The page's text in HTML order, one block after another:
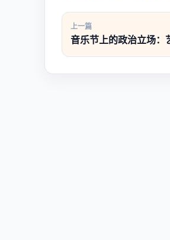
上一篇
音乐节上的政治立场：